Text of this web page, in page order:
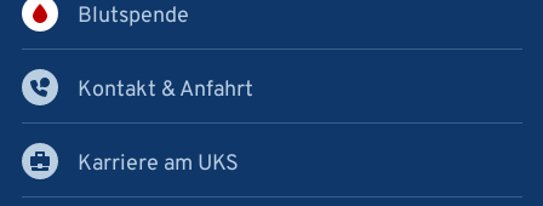
Blutspende
Kontakt & Anfahrt
Karriere am UKS